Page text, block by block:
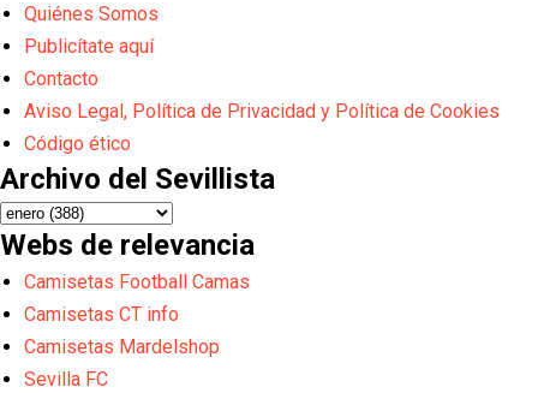
Quiénes Somos
Publicítate aquí
Contacto
Aviso Legal, Política de Privacidad y Política de Cookies
Código ético
Archivo del Sevillista
Webs de relevancia
Camisetas Football Camas
Camisetas CT info
Camisetas Mardelshop
Sevilla FC